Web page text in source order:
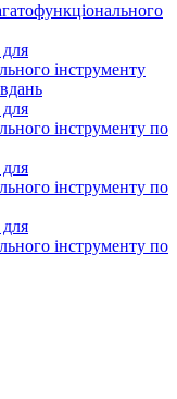
інструменту
інструменту по
інструменту по
інструменту по